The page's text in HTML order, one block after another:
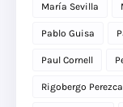
María Sevilla
Pablo Guisa
Paul Cornell
Rigobergo